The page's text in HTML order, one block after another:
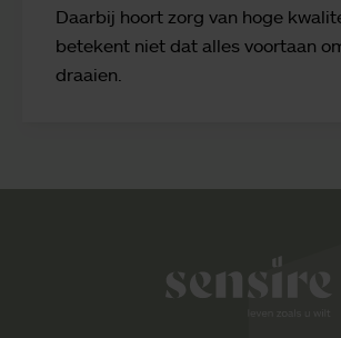
Daarbij hoort zorg van hoge
betekent niet dat alles voortaan
draaien.